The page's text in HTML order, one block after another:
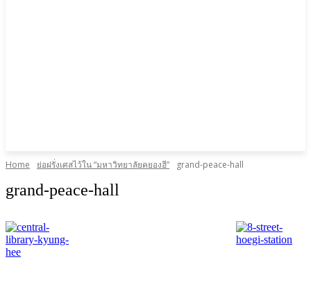
Home ย่อฝรั่งเศสไว้ใน “มหาวิทยาลัยคยองฮี” grand-peace-hall
grand-peace-hall